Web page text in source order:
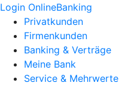
Login OnlineBanking
Privatkunden
Firmenkunden
Banking & Verträge
Meine Bank
Service & Mehrwerte